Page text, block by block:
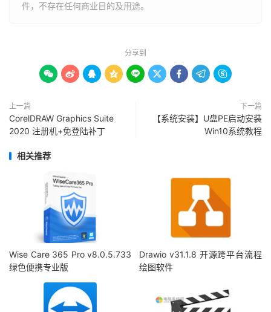
件，不存在任何商业目的及用途。
分享到
        
上一篇
CorelDRAW Graphics Suite
2020 注册机+免登陆补丁
下一篇
【系统安装】U盘PE启动安装
Win10系统教程
相关推荐
Wise Care 365 Pro v8.0.5.733
绿色便携专业版
Drawio v31.1.8 开源跨平台流程
绘图软件